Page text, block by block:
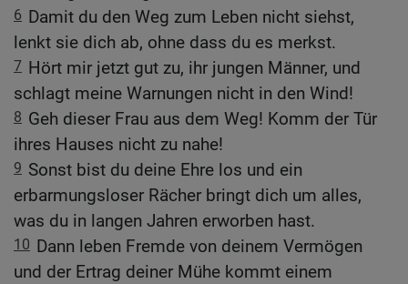
6 Damit du den Weg zum Leben nicht siehst,
lenkt sie dich ab, ohne dass du es merkst.
7 Hört mir jetzt gut zu, ihr jungen Männer, und
schlagt meine Warnungen nicht in den Wind!
8 Geh dieser Frau aus dem Weg! Komm der Tür
ihres Hauses nicht zu nahe!
9 Sonst bist du deine Ehre los und ein
erbarmungsloser Rächer bringt dich um alles,
was du in langen Jahren erworben hast.
10 Dann leben Fremde von deinem Vermögen
und der Ertrag deiner Mühe kommt einem